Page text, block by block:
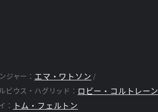
ジャー： エマ・ワトソン
ビウス・ハグリッド： ロビー・コルトレーン
： トム・フェルトン